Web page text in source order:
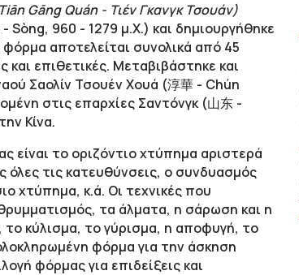
Gāng Quán - Τιέν Γκανγκ Τσουάν)
Sòng, 960 - 1279 μ.Χ.) και δημιουργήθηκε
φόρμα αποτελείται συνολικά από 45
και επιθετικές. Μεταβιβάστηκε και
Σαολίν Τσουέν Χουά (淳華 - Chún
στις επαρχίες Σαντόνγκ (山东 -
Κίνα.
είναι το οριζόντιο χτύπημα αριστερά
τις κατευθύνσεις, ο συνδυασμός
χτύπημα, κ.ά. Οι τεχνικές που
τα άλματα, η σάρωση και η
το κύλισμα, το γύρισμα, η αποφυγή, το
φόρμα για την άσκηση
φόρμας για επιδείξεις και